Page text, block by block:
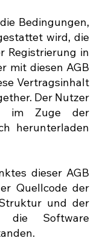
Bedingungen,
wird, die
Registrierung in
mit diesen AGB
Vertragsinhalt
Der Nutzer
im Zuge der
herunterladen
dieser AGB
Quellcode der
und der
Software